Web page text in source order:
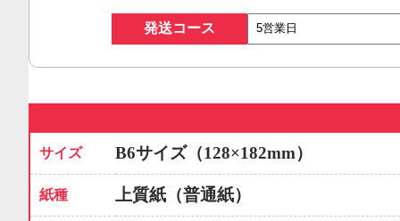
発送コース
サイズ B6サイズ（128×182mm）
紙種 上質紙（普通紙）